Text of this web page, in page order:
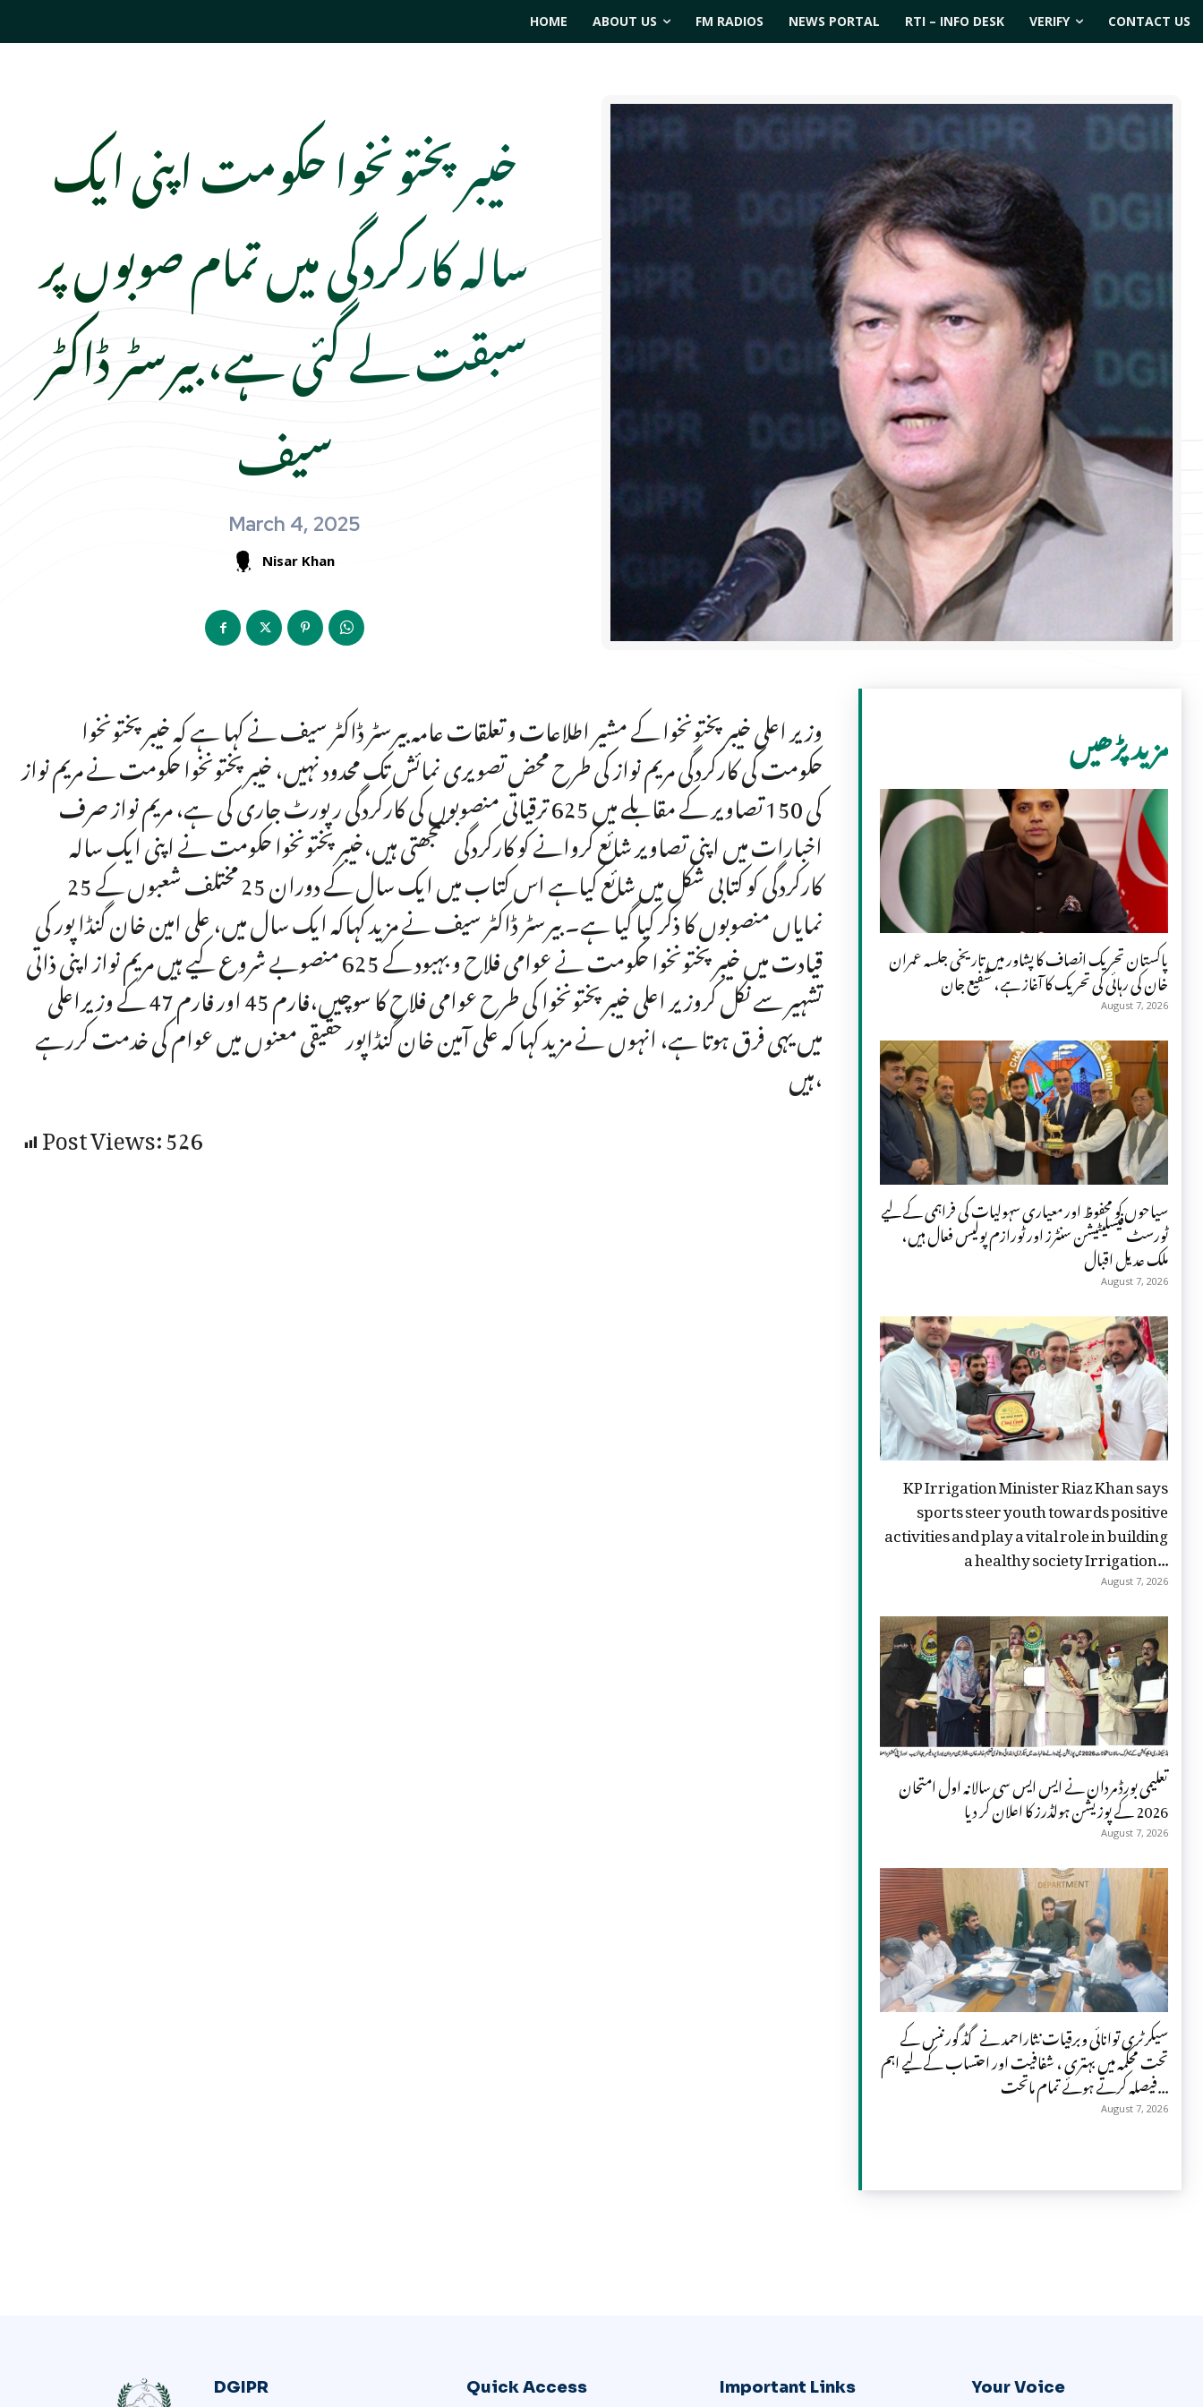
HOME ABOUT US FM RADIOS NEWS PORTAL RTI – INFO DESK VERIFY CONTACT US
خیبر پختونخوا حکومت اپنی ایک
سالہ کارکردگی میں تمام صوبوں پر
سبقت لے گئی ہے، بیرسٹر ڈاکٹر
سیف
March 4, 2025
Nisar Khan
وزیر اعلی خیبر پختونخوا کے مشیر اطلاعات و تعلقات عامہ بیرسٹر ڈاکٹر سیف نے کہا ہے کہ خیبر پختونخوا
حکومت کی کارکردگی مریم نواز کی طرح محض تصویری نمائش تک محدود نہیں، خیبر پختونخوا حکومت نے مریم نواز
کی 150 تصاویر کے مقابلے میں 625 ترقیاتی منصوبوں کی کارکردگی رپورٹ جاری کی ہے، مریم نواز صرف
اخبارات میں اپنی تصاویر شائع کروانے کو کارکردگی سمجھتی ہیں،خیبر پختونخوا حکومت نے اپنی ایک سالہ
کارکردگی کو کتابی شکل میں شائع کیاہے اس کتاب میں ایک سال کے دوران 25 مختلف شعبوں کے 25
نمایاں منصوبوں کا ذکر کیا گیا ہے۔ بیرسٹر ڈاکٹر سیف نے مزید کہاکہ ایک سال میں، علی امین خان گنڈا پور کی
قیادت میں خیبر پختونخوا حکومت نے عوامی فلاح و بہبود کے 625 منصوبے شروع کیے ہیں مریم نواز اپنی ذاتی
تشہیر سے نکل کروزیر اعلی خیبر پختونخوا کی طرح عوامی فلاح کا سوچیں،فارم 45 اور فارم 47 کے وزیراعلی
میں یہی فرق ہوتا ہے، انہوں نے مزید کہا کہ علی آمین خان گنڈاپور حقیقی معنوں میں عوام کی خدمت کررہے
ہیں،
Post Views:526
مزید پڑھیں
پاکستان تحریک انصاف کا پشاور میں تاریخی جلسہ عمران
خان کی رہائی کی تحریک کا آغاز ہے، شفیع جان
August 7, 2026
سیاحوں کو محفوظ اور معیاری سہولیات کی فراہمی کے لیے
ٹورسٹ فیسلیٹیشن سنٹرز اور ٹورازم پولیس فعال ہیں،
ملک عدیل اقبال
August 7, 2026
KP Irrigation Minister Riaz Khan says
sports steer youth towards positive
activities and play a vital role in building
a healthy society Irrigation...
August 7, 2026
تعلیمی بورڈ مردان نے ایس ایس سی سالانہ اول امتحان
2026 کے پوزیشن ہولڈرز کا اعلان کر دیا
August 7, 2026
سیکرٹری توانائی وبرقیات نثاراحمد نے گڈ گورننس کے
تحت محکمہ میں بہتری ، شفافیت اور احتساب کے لیے اہم
فیصلہ کرتے ہوئے تمام ماتحت...
August 7, 2026
DGIPR Quick Access Important Links Your Voice